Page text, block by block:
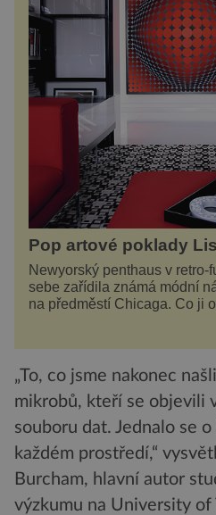
Pop artové poklady
Newyorský penthaus v retro-
sebe zařídila známá módní
na předměstí Chicaga. Co ji
vypadá její domov právě
„To, co jsme nakonec
mikrobů, kteří se objevili
souboru dat. Jednalo se
každém prostředí,“
Burcham, hlavní autor
výzkumu na University of